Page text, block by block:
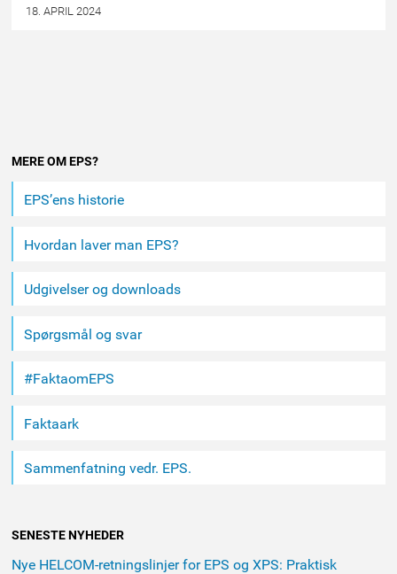
18. APRIL 2024
Andet
indhold
MERE OM EPS?
EPS’ens historie
Hvordan laver man EPS?
Udgivelser og downloads
Spørgsmål og svar
#FaktaomEPS
Faktaark
Sammenfatning vedr. EPS.
SENESTE NYHEDER
Nye HELCOM-retningslinjer for EPS og XPS: Praktisk